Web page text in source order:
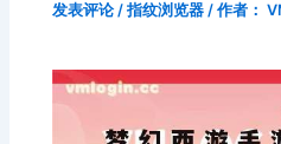
发表评论 /指纹浏览器 / 作者：